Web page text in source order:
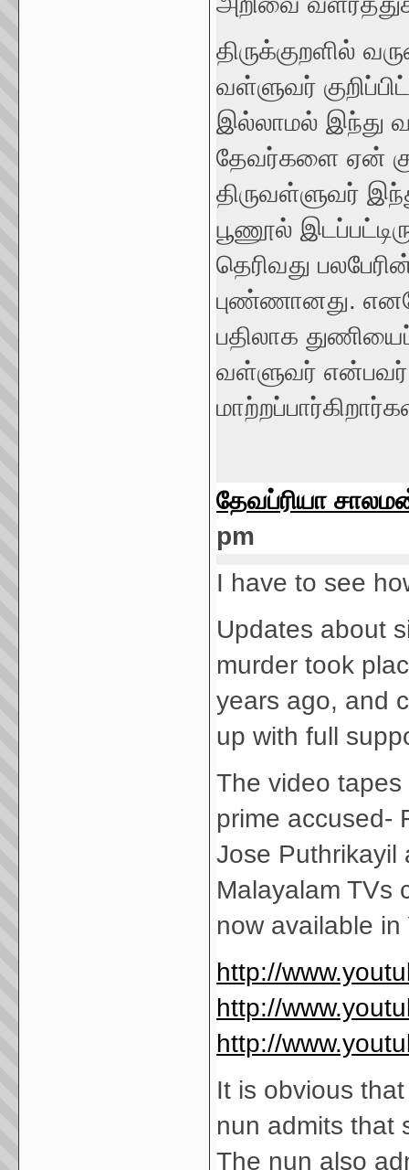
திருக்குறளில்
வள்ளுவர்
இல்லாமல் இந்து
தேவர்களை ஏன்
திருவள்ளுவர்
பூணூல்
தெரிவது
புண்ணானது.
பதிலாக
வள்ளுவர்
தேவப்ரியா
pm
I have to see
Updates about
murder took
years ago, and
up with full
The video
prime accused-
Jose Puthrikayil
Malayalam TVs
now available in
http://
http://
http://
It is obvious
nun admits that
The nun also